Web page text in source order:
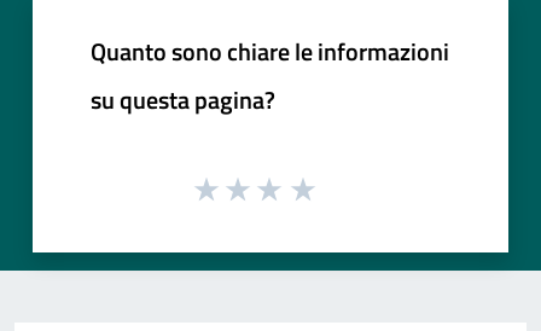
Quanto sono chiare le informazioni
su questa pagina?